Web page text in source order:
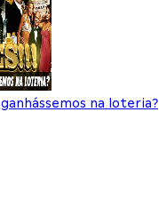
ganhássemos na loteria?